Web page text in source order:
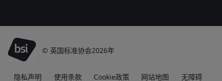
© 英国标准协会2026年
隐私声明 使用条款 Cookie政策 网站地图 无障碍